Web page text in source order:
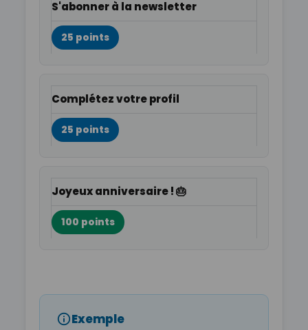
S'abonner à la newsletter
25 points
Complétez votre profil
25 points
Joyeux anniversaire ! 🎂
100 points
Exemple